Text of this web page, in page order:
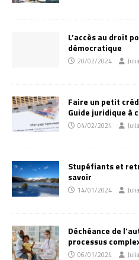
L’accès au droit
démocratique
20/02/2024
Faire un petit
Guide juridique à
04/02/2024
Stupéfiants et
savoir
14/01/2024
Déchéance de
processus
06/01/2024